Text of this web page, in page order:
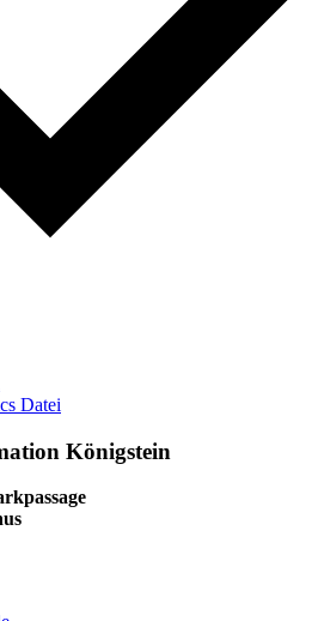
Datei
Königstein